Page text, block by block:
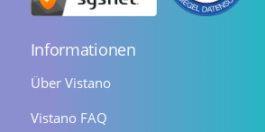
Informationen
Über Vistano
Vistano FAQ